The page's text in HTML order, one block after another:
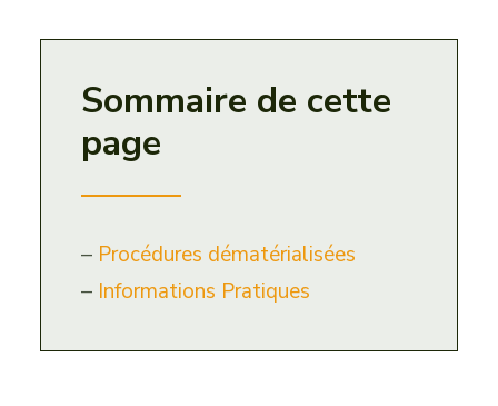
ACTUALITÉS
CONTACT
Sommaire de cette
page
– Procédures dématérialisées
– Informations Pratiques